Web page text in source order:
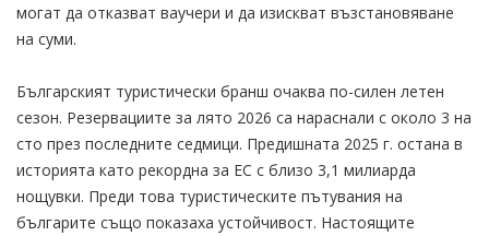
могат да отказват ваучери и да изискват възстановяване
на суми.
Българският туристически бранш очаква по-силен летен
сезон. Резервациите за лято 2026 са нараснали с около 3 на
сто през последните седмици. Предишната 2025 г. остана в
историята като рекордна за ЕС с близо 3,1 милиарда
нощувки. Преди това туристическите пътувания на
българите също показаха устойчивост. Настоящите